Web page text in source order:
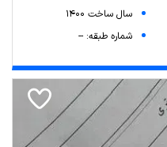
سال ساخت 1400
شماره طبقه: --